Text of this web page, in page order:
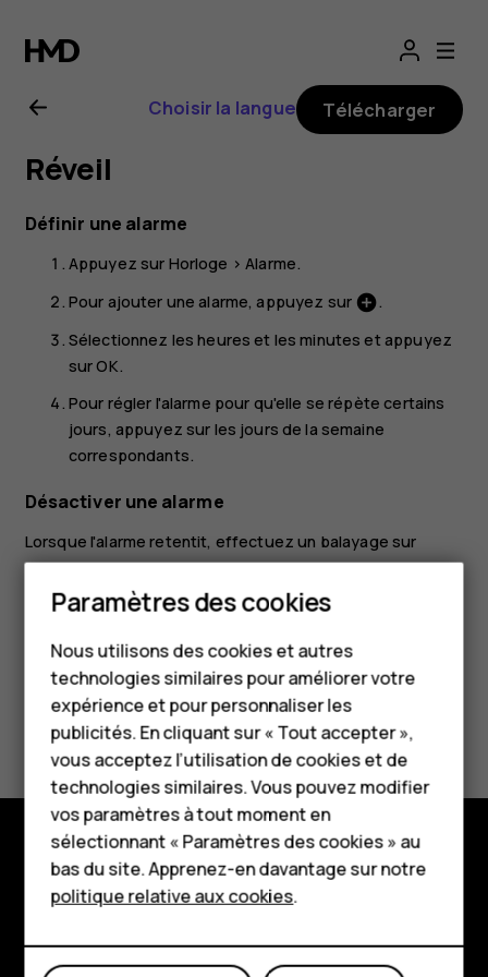
Guide
de
l'utilisateur
Nokia
G22
Smartphones
Téléphones classiques
Accessoires
HMD Terra M
Pour les entreprises
Tablettes
Boutique
Choisir la langue Télécharger
Réveil
Définir une alarme
Appuyez sur Horloge >Alarme.
Pour ajouter une alarme, appuyez sur add_circle.
Sélectionnez les heures et les minutes et appuyez
surOK.
Pour régler l'alarme pour qu'elle se répète certains
jours, appuyez sur les jours de la semaine
correspondants.
Désactiver une alarme
Lorsque l'alarme retentit, effectuez un balayage sur
l'alarme vers la droite.
Avez-vous trouvé cela utile?
Oui Non
Boutique
Planet and people
Paramètres des cookies
Nous utilisons des cookies et autres
technologies similaires pour améliorer votre
expérience et pour personnaliser les
publicités. En cliquant sur « Tout accepter »,
vous acceptez l’utilisation de cookies et de
technologies similaires. Vous pouvez modifier
vos paramètres à tout moment en
sélectionnant « Paramètres des cookies » au
bas du site. Apprenez-en davantage sur notre
politique relative aux cookies.